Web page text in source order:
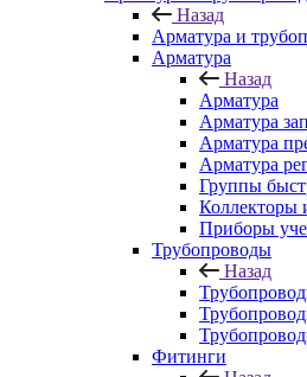
Назад
Арматура и
Арматура
Назад
Арматура
Арматура
Арматура
Арматура
Группы
Коллекторы
Приборы
Трубопроводы
Назад
Фитинги